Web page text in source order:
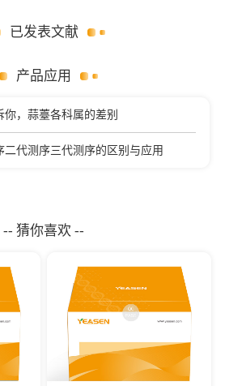
已发表文献
产品应用
你，蒜薹各科属的差别
二代测序三代测序的区别与应用
-- 猜你喜欢 --